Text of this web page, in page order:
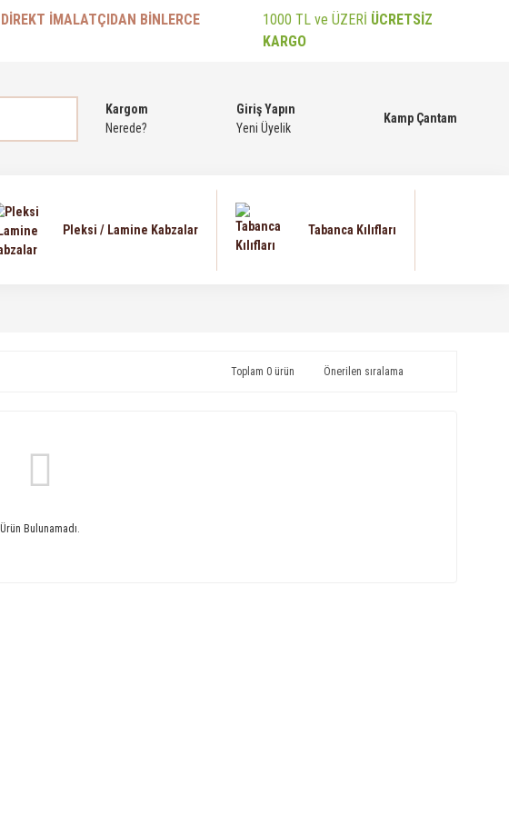
DİREKT İMALATÇIDAN BİNLERCE
1000 TL ve ÜZERİ ÜCRETSİZ
KARGO
Kargom
Nerede?
Giriş Yapın
Yeni Üyelik
Kamp Çantam
Pleksi / Lamine Kabzalar Tabanca Kılıfları
Toplam 0 ürün
Ürün Bulunamadı.